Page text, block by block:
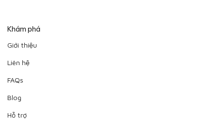
Khám phá
Giới thiệu
Liên hệ
FAQs
Blog
Hỗ trợ